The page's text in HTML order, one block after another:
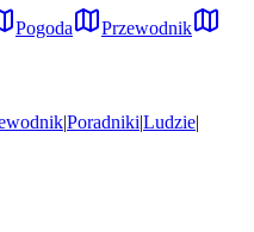
Pogoda
Przewodnik
|Poradniki|Ludzie|